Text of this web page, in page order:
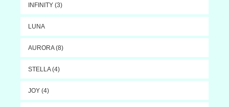
INFINITY (3)
LUNA
AURORA (8)
STELLA (4)
JOY (4)